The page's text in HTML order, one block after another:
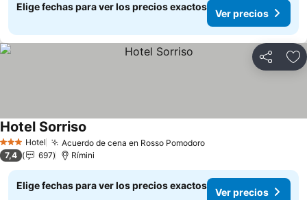
Elige fechas para ver los precios exactos
Ver precios
Compartir
3 Estrellas
Hotel Acuerdo de cena en Rosso PomodoroVer precios
Hotel Sorriso
7,4 697 Rímini
Elige fechas para ver los precios exactos
Ver precios